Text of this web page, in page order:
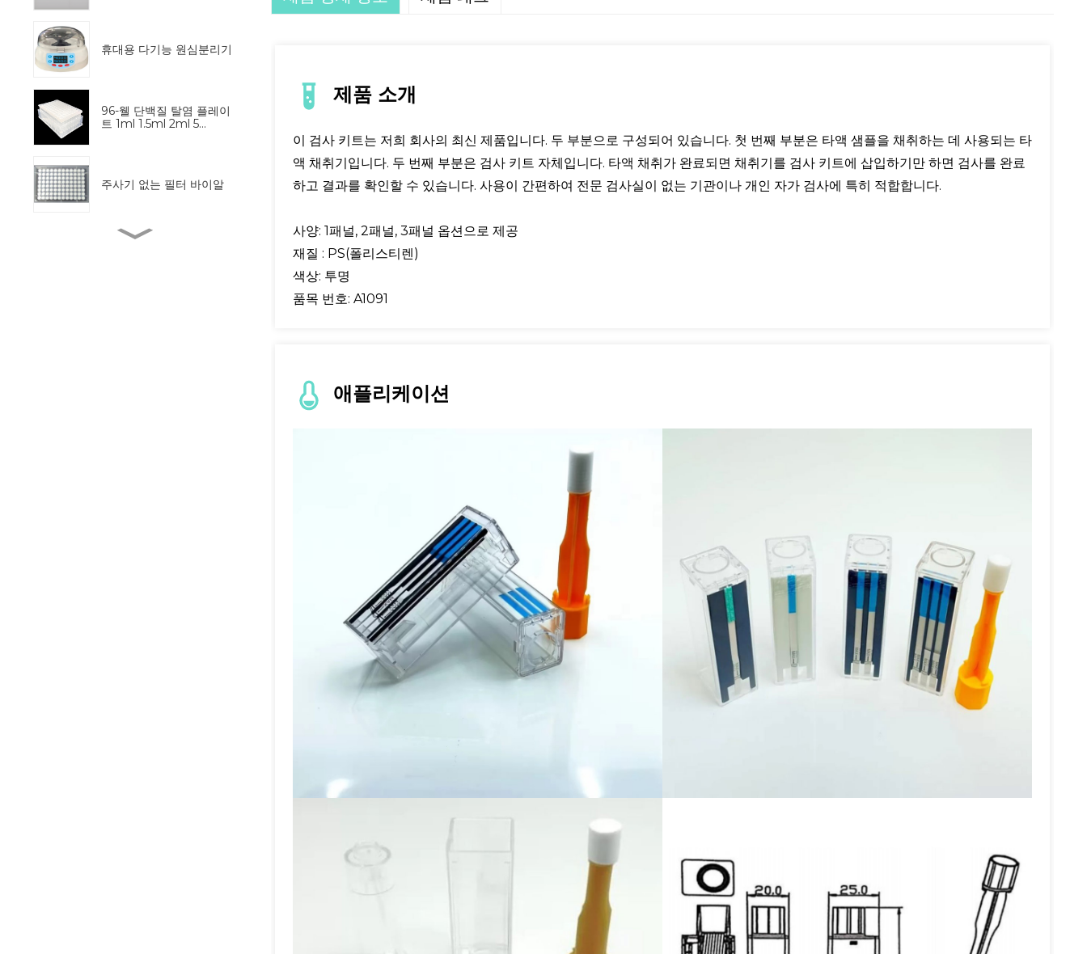
휴대용 다기능 원심분리기
96-웰 단백질 탈염 플레이
트 1ml 1.5ml 2ml 5...
주사기 없는 필터 바이알
제품 소개
이 검사 키트는 저희 회사의 최신 제품입니다. 두 부분으로 구성되어 있습니다. 첫 번째 부분은 타액 샘플을 채취하는 데 사용되는 타
액 채취기입니다. 두 번째 부분은 검사 키트 자체입니다. 타액 채취가 완료되면 채취기를 검사 키트에 삽입하기만 하면 검사를 완료
하고 결과를 확인할 수 있습니다. 사용이 간편하여 전문 검사실이 없는 기관이나 개인 자가 검사에 특히 적합합니다.
사양: 1패널, 2패널, 3패널 옵션으로 제공
재질 : PS(폴리스티렌)
색상: 투명
품목 번호: A1091
애플리케이션